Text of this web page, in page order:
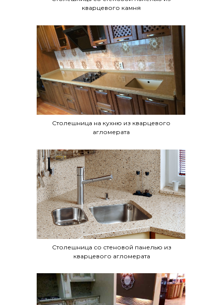
кварцевого камня
Столешница на кухню из кварцевого
агломерата
Столешница со стеновой панелью из
кварцевого агломерата